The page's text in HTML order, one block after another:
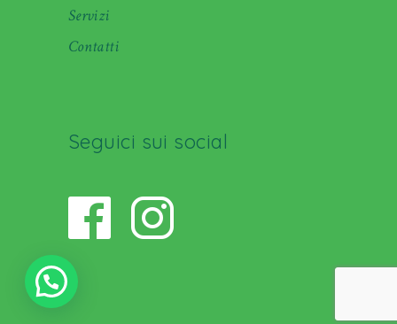
Servizi
Contatti
Seguici sui social